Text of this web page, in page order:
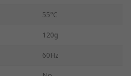
55°C
120g
60Hz